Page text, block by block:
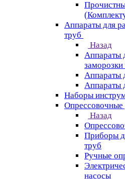
Аппараты для
труб
Назад
Аппараты
заморозки
Аппараты
Аппараты
Наборы
Опрессовочные
Назад
Приборы
труб
Ручные
насосы